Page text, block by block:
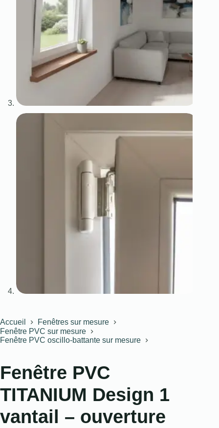
Accueil
Fenêtres sur mesure
Fenêtre PVC sur mesure
Fenêtre PVC oscillo-battante sur mesure
Fenêtre PVC
TITANIUM Design 1
vantail – ouverture